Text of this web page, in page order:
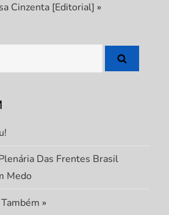
Cinzenta [Editorial] »
Das Frentes Brasil
Medo
»